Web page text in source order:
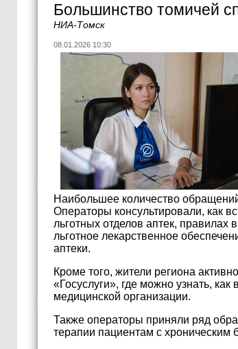
Большинство томичей
НИА-Томск
08.01.2026 10:30
Наибольшее количество
Операторы консультировали, как
льготных отделов аптек, правилах
льготное лекарственное
аптеки.
Кроме того, жители региона
«Госуслуги», где можно узнать,
медицинской организации.
Также операторы приняли ряд
терапии пациентам с